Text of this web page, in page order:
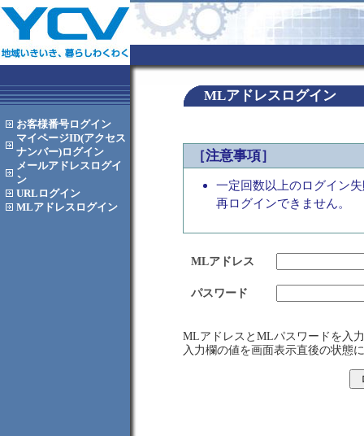
お客様番号ログイン
マイページID(アクセス
ナンバー)ログイン
メールアドレス ログイ
ン
URL ログイン
MLアドレス ログイン
MLアドレスログイン
［注意事項］
一定回数以上のログイン
再ログインできません。
MLアドレス
パスワード
MLアドレスとMLパスワードを入
入力欄の値を画面表示直後の状態